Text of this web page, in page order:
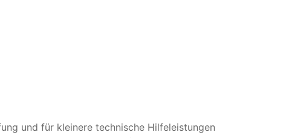
und für kleinere technische Hilfeleistungen